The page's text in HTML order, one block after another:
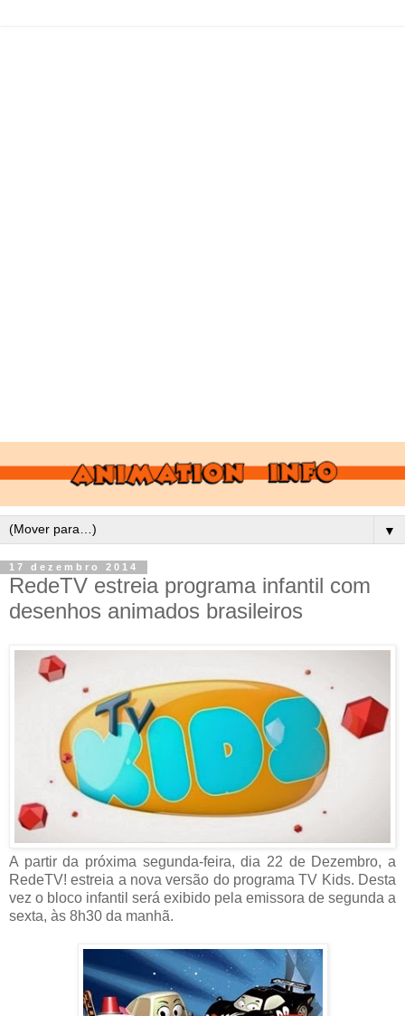
▼
17 dezembro 2014
RedeTV estreia programa infantil com
desenhos animados brasileiros
A partir da próxima segunda-feira, dia 22 de Dezembro, a
RedeTV! estreia a nova versão do programa TV Kids. Desta
vez o bloco infantil será exibido pela emissora de segunda a
sexta, às 8h30 da manhã.